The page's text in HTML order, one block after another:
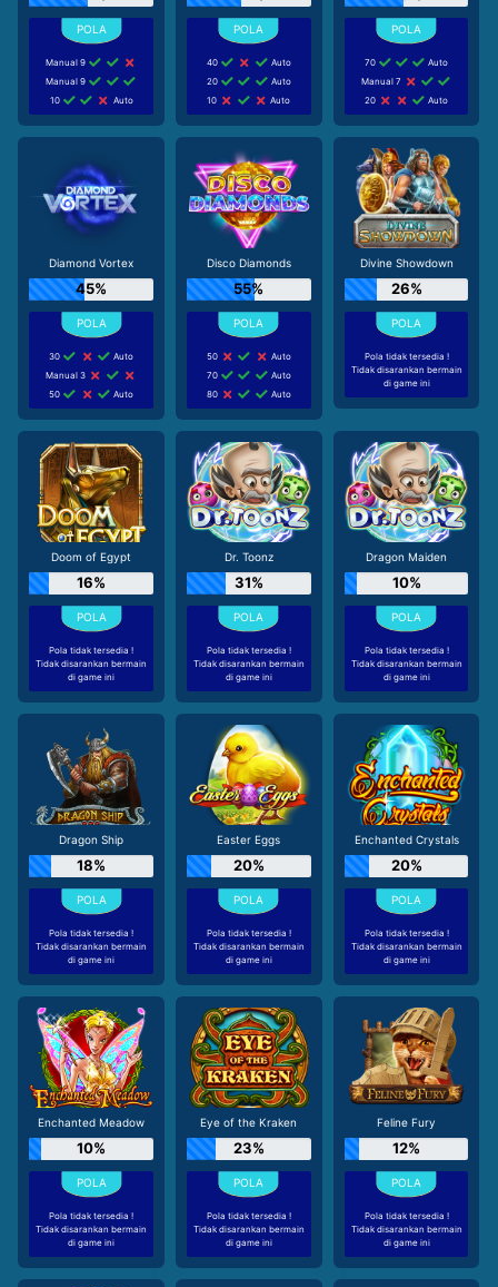
Manual 9
Manual 9
10
Auto
40
Auto
20
Auto
10
Auto
70
Auto
Manual 7
20
Auto
Diamond Vortex
45%
30
Auto
Manual 3
50
Auto
Disco Diamonds
55%
50
Auto
70
Auto
80
Auto
Divine Showdown
26%
Pola tidak tersedia !
Tidak disarankan bermain
di game ini
Doom of Egypt
16%
Pola tidak tersedia !
Tidak disarankan bermain
di game ini
Dr. Toonz
31%
Pola tidak tersedia !
Tidak disarankan bermain
di game ini
Dragon Maiden
10%
Pola tidak tersedia !
Tidak disarankan bermain
di game ini
Dragon Ship
18%
Pola tidak tersedia !
Tidak disarankan bermain
di game ini
Easter Eggs
20%
Pola tidak tersedia !
Tidak disarankan bermain
di game ini
Enchanted Crystals
20%
Pola tidak tersedia !
Tidak disarankan bermain
di game ini
Enchanted Meadow
10%
Pola tidak tersedia !
Tidak disarankan bermain
di game ini
Eye of the Kraken
23%
Pola tidak tersedia !
Tidak disarankan bermain
di game ini
Feline Fury
12%
Pola tidak tersedia !
Tidak disarankan bermain
di game ini